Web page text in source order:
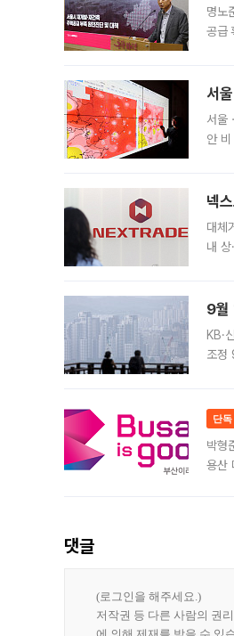
명노
공급
서
서울
안
넥
대체
내
9월
KB·
조정
단독
박형
용산
댓글